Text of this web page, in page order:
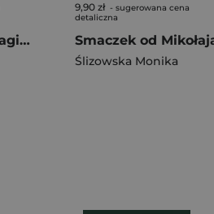
Odjazd! Szkoła magicznych zwierząt. Tom 4
9,90 zł - sugerowana cena
detaliczna
Ślizowska Monika